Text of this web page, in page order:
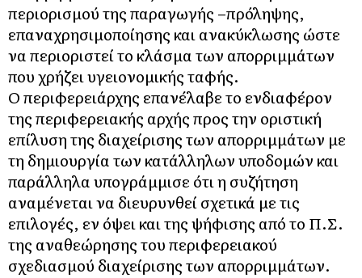
περιορισμού της παραγωγής –πρόληψης,
επαναχρησιμοποίησης και ανακύκλωσης ώστε
να περιοριστεί το κλάσμα των απορριμμάτων
που χρήζει υγειονομικής ταφής.
Ο περιφερειάρχης επανέλαβε το ενδιαφέρον
της περιφερειακής αρχής προς την οριστική
επίλυση της διαχείρισης των απορριμμάτων με
τη δημιουργία των κατάλληλων υποδομών και
παράλληλα υπογράμμισε ότι η συζήτηση
αναμένεται να διευρυνθεί σχετικά με τις
επιλογές, εν όψει και της ψήφισης από το Π.Σ.
της αναθεώρησης του περιφερειακού
σχεδιασμού διαχείρισης των απορριμμάτων.